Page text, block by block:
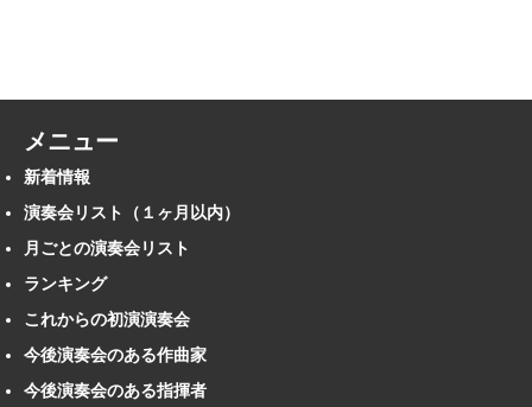
メニュー
新着情報
演奏会リスト（１ヶ月以内）
月ごとの演奏会リスト
ランキング
これからの初演演奏会
今後演奏会のある作曲家
今後演奏会のある指揮者